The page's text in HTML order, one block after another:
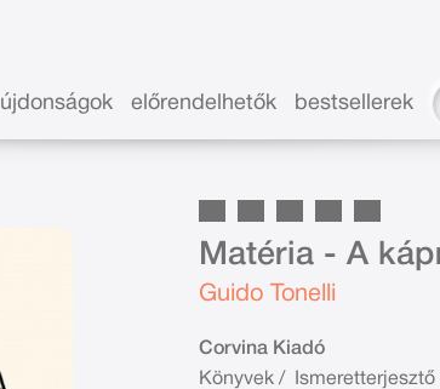
újdonságok előrendelhetők bestsellerek
Matéria - A
Guido Tonelli
Corvina Kiadó
Könyvek /
Ismeretterjesztő